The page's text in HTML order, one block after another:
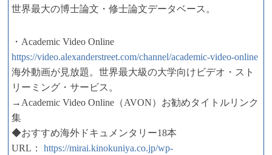
世界最大の博士論文・修士論文データベース。
・Academic Video Online
https://video.alexanderstreet.com/channel/academic-video-online
海外動画が見放題。世界最大級の大学向けビデオ・スト
リーミング・サービス。
→Academic Video Online（AVON）お勧めタイトルリンク
集
◆おすすめ海外ドキュメンタリー18本
URL： https://mirai.kinokuniya.co.jp/wp-